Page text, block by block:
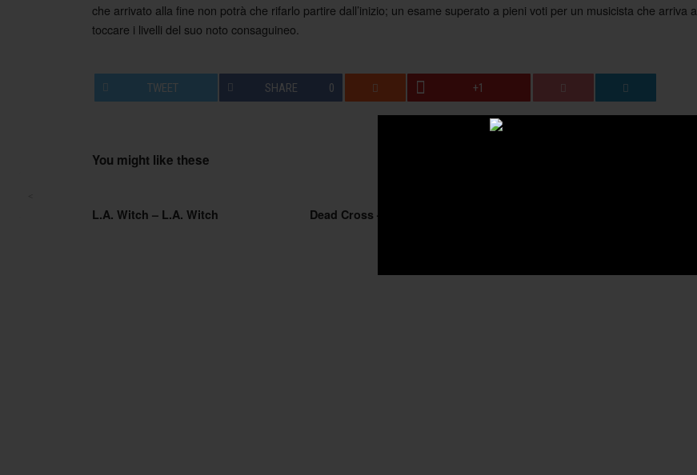
Post navigation
che arrivato alla fine non potrà che rifarlo partire dall’inizio; un esame superato a pieni voti per un musicista che arriva a
toccare i livelli del suo noto consaguineo.
TWEET SHARE 0 +1
You might like these
L.A. Witch – L.A. Witch Dead Cross – Dead Cross